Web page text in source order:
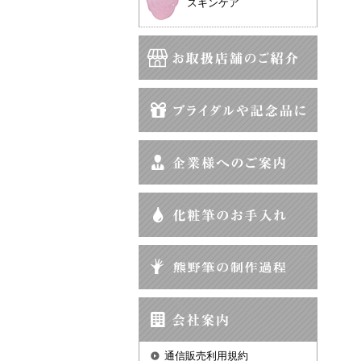
スキンケア
通信販売利用規約